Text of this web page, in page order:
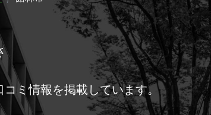
ミ情報を掲載しています。